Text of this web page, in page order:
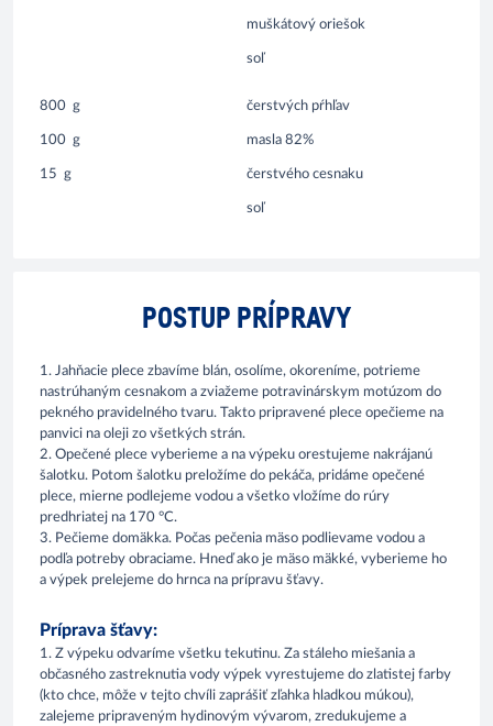
muškátový oriešok
soľ
800 g čerstvých pŕhľav
100 g masla 82%
15 g čerstvého cesnaku
soľ
POSTUP PRÍPRAVY
1. Jahňacie plece zbavíme blán, osolíme, okoreníme, potrieme
nastrúhaným cesnakom a zviažeme potravinárskym motúzom do
pekného pravidelného tvaru. Takto pripravené plece opečieme na
panvici na oleji zo všetkých strán.
2. Opečené plece vyberieme a na výpeku orestujeme nakrájanú
šalotku. Potom šalotku preložíme do pekáča, pridáme opečené
plece, mierne podlejeme vodou a všetko vložíme do rúry
predhriatej na 170 °C.
3. Pečieme domäkka. Počas pečenia mäso podlievame vodou a
podľa potreby obraciame. Hneď ako je mäso mäkké, vyberieme ho
a výpek prelejeme do hrnca na prípravu šťavy.
Príprava šťavy:
1. Z výpeku odvaríme všetku tekutinu. Za stáleho miešania a
občasného zastreknutia vody výpek vyrestujeme do zlatistej farby
(kto chce, môže v tejto chvíli zaprášiť zľahka hladkou múkou),
zalejeme pripraveným hydinovým vývarom, zredukujeme a